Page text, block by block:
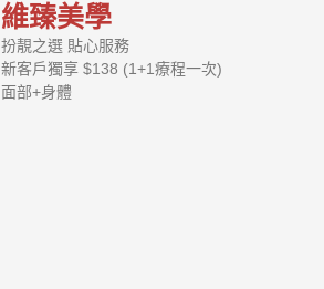
維臻美學
扮靚之選 貼心服務
新客戶獨享 $138 (1+1療程一次)
面部+身體